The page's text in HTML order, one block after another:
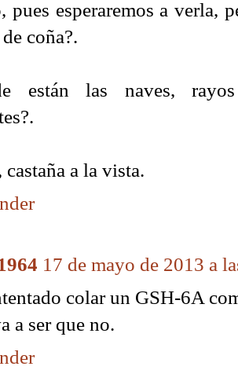
pues esperaremos a verla,
coña?.
están las naves,
a la vista.
17 de mayo de 2013 a
colar un GSH-6A
a ser que no.